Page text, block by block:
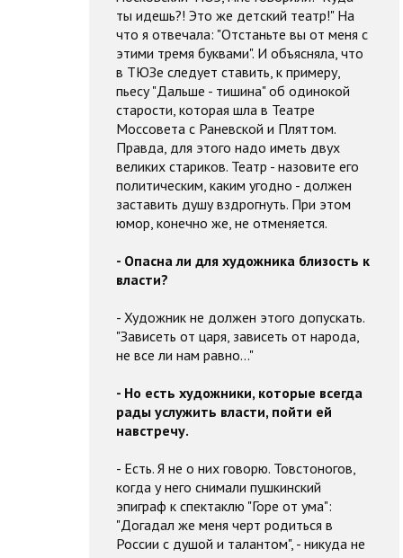
ты идешь?! Это же детский театр!" На
что я отвечала: "Отстаньте вы от меня с
этими тремя буквами". И объясняла, что
в ТЮЗе следует ставить, к примеру,
пьесу "Дальше - тишина" об одинокой
старости, которая шла в Театре
Моссовета с Раневской и Пляттом.
Правда, для этого надо иметь двух
великих стариков. Театр - назовите его
политическим, каким угодно - должен
заставить душу вздрогнуть. При этом
юмор, конечно же, не отменяется.
- Опасна ли для художника близость к
власти?
- Художник не должен этого допускать.
"Зависеть от царя, зависеть от народа,
не все ли нам равно..."
- Но есть художники, которые всегда
рады услужить власти, пойти ей
навстречу.
- Есть. Я не о них говорю. Товстоногов,
когда у него снимали пушкинский
эпиграф к спектаклю "Горе от ума":
"Догадал же меня черт родиться в
России с душой и талантом", - никуда не